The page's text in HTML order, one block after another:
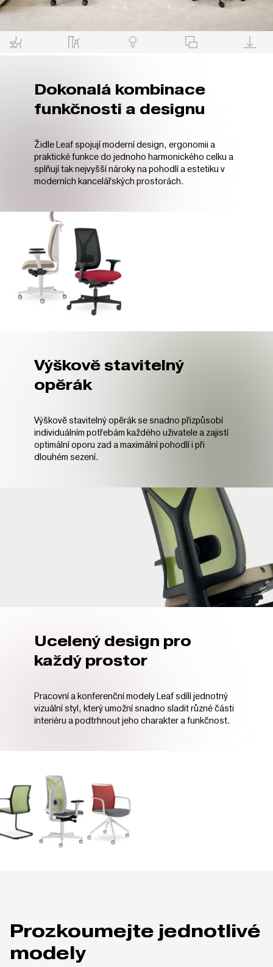
Dokonalá kombinace
funkčnosti a designu
Židle Leaf spojují moderní design, ergonomii a
praktické funkce do jednoho harmonického celku a
splňují tak nejvyšší nároky na pohodlí a estetiku v
moderních kancelářských prostorách.
Výškově stavitelný
opěrák
Výškově stavitelný opěrák se snadno přizpůsobí
individuálním potřebám každého uživatele a zajistí
optimální oporu zad a maximální pohodlí i při
dlouhém sezení.
Ucelený design pro
každý prostor
Pracovní a konferenční modely Leaf sdílí jednotný
vizuální styl, který umožní snadno sladit různé části
interiéru a podtrhnout jeho charakter a funkčnost.
Prozkoumejte jednotlivé
modely